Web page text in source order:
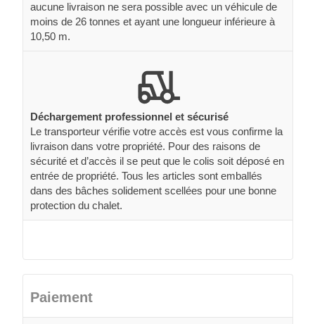
aucune livraison ne sera possible avec un véhicule de
moins de 26 tonnes et ayant une longueur inférieure à
10,50 m.
Déchargement professionnel et sécurisé
Le transporteur vérifie votre accès est vous confirme la
livraison dans votre propriété. Pour des raisons de
sécurité et d’accès il se peut que le colis soit déposé en
entrée de propriété. Tous les articles sont emballés
dans des bâches solidement scellées pour une bonne
protection du chalet.
Paiement